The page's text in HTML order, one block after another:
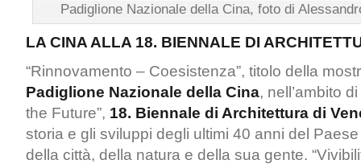
Padiglione Nazionale della Cina, foto di
LA CINA ALLA 18. BIENNALE DI
“Rinnovamento – Coesistenza”, titolo della
Padiglione Nazionale della Cina, nell’ambito
the Future”, 18. Biennale di Architettura di
storia e gli sviluppi degli ultimi 40 anni del
della città, della natura e della sua gente.